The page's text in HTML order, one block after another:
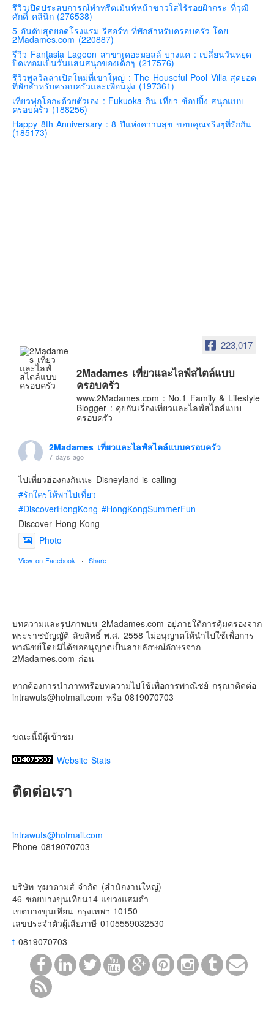
รีวิวเปิดประสบการณ์ทำทรีตเม้นท์หน้าขาวใสไร้รอยฝ้ากระ ที่วุฒิ-
ศักดิ์ คลินิก (276538)
5 อันดับสุดยอดโรงแรม รีสอร์ท ที่พักสำหรับครอบครัว โดย
2Madames.com (220887)
รีวิว Fantasia Lagoon สาขาเดอะมอลล์ บางแค : เปลี่ยนวันหยุด
ปิดเทอมเป็นวันแสนสนุกของเด็กๆ (217576)
รีวิวพูลวิลล่าเปิดใหม่ที่เขาใหญ่ : The Houseful Pool Villa สุดยอด
ที่พักสำหรับครอบครัวและเพื่อนฝูง (197361)
เที่ยวฟุกุโอกะด้วยตัวเอง : Fukuoka กิน เที่ยว ช้อปปิ้ง สนุกแบบ
ครอบครัว (188256)
Happy 8th Anniversary : 8 ปีแห่งความสุข ขอบคุณจริงๆที่รักกัน
(185173)
223,017
2Madames เที่ยวและไลฟ์สไตล์แบบ
ครอบครัว
www.2Madames.com : No.1 Family & Lifestyle
Blogger : คุยกันเรื่องเที่ยวและไลฟ์สไตส์แบบ
ครอบครัว
2Madames เที่ยวและไลฟ์สไตล์แบบครอบครัว
7 days ago
ไปเที่ยวฮ่องกงกันนะ Disneyland is calling
#รักใครให้พาไปเที่ยว
#DiscoverHongKong #HongKongSummerFun
Discover Hong Kong
Photo
View on Facebook · Share
เตรียมไว้หนวด ถอยปืนลูกซอง
#น้องเกรซ #ลูกสาวเราเป็นสาวแล้ว
Photo
บทความและรูปภาพบน 2Madames.com อยู่ภายใต้การคุ้มครองจาก
พระราชบัญญัติ ลิขสิทธิ์ พ.ศ. 2558 ไม่อนุญาตให้นำไปใช้เพื่อการ
พาณิชย์โดยมิได้ขออนุญาตเป็นลายลักษณ์อักษรจาก
2Madames.com ก่อน
หากต้องการนำภาพหรือบทความไปใช้เพื่อการพาณิชย์ กรุณาติดต่อ
intrawuts@hotmail.com หรือ 0819070703
ขณะนี้มีผู้เข้าชม
Website Stats
ติดต่อเรา
intrawuts@hotmail.com
Phone 0819070703
บริษัท ทูมาดามส์ จำกัด (สำนักงานใหญ่)
46 ซอยบางขุนเทียน14 แขวงแสมดำ
เขตบางขุนเทียน กรุงเทพฯ 10150
เลขประจําตัวผู้เสียภาษี 0105559032530
t 0819070703